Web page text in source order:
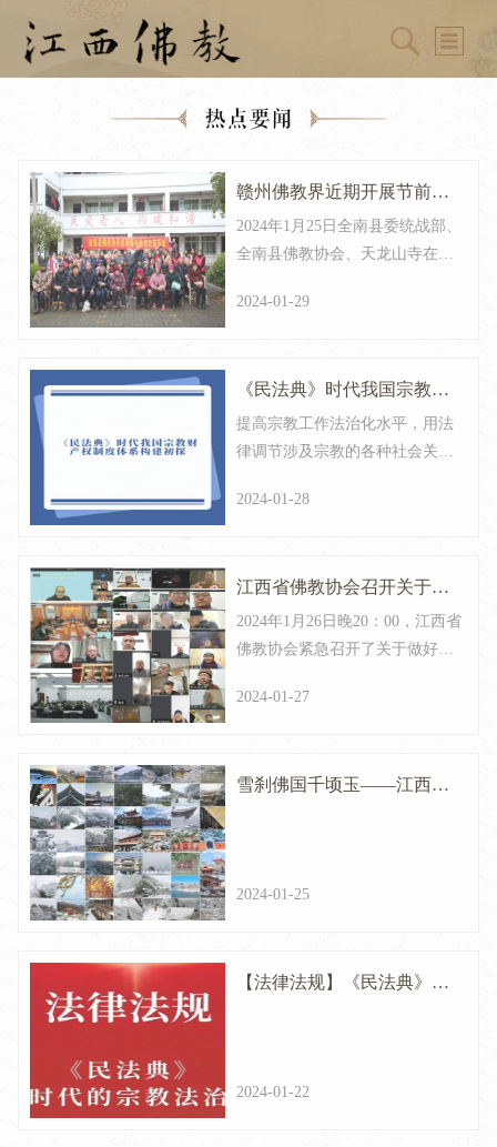
热点要闻
赣州佛教界近期开展​节前慰
问与慈善关爱系列活动
2024年1月25日全南县委统战部、
全南县佛教协会、天龙山寺在全
亲”春节慰问活动。全南县委统战
法师参加活动。
2024-01-29
《民法典》时代我国宗教财
产权制度体系构建初探
提高宗教工作法治化水平，用法
律调节涉及宗教的各种社会关
本途径。
2024-01-28
江西省佛教协会召开关于做
好宗教场所安全工作视频会
2024年1月26日晚20：00，江西省
佛教协会紧急召开了关于做好全
议，省佛协副秘书长以上及班子
由省佛协会长养立法师主持。
2024-01-27
雪刹佛国千顷玉——江西佛
2024-01-25
【法律法规】《民法典》时
2024-01-22